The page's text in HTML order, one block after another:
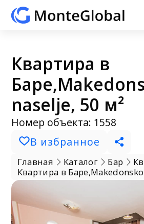
Квартира в
naselje, 50 м²
Номер объекта: 1558
В избранное
Главная Каталог Бар
Квартира в